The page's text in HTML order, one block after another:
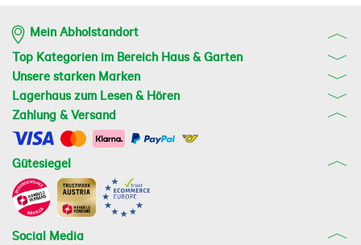
Mein Abholstandort
Top Kategorien im Bereich Haus & Garten
Unsere starken Marken
Lagerhaus zum Lesen & Hören
Zahlung & Versand
Gütesiegel
Social Media